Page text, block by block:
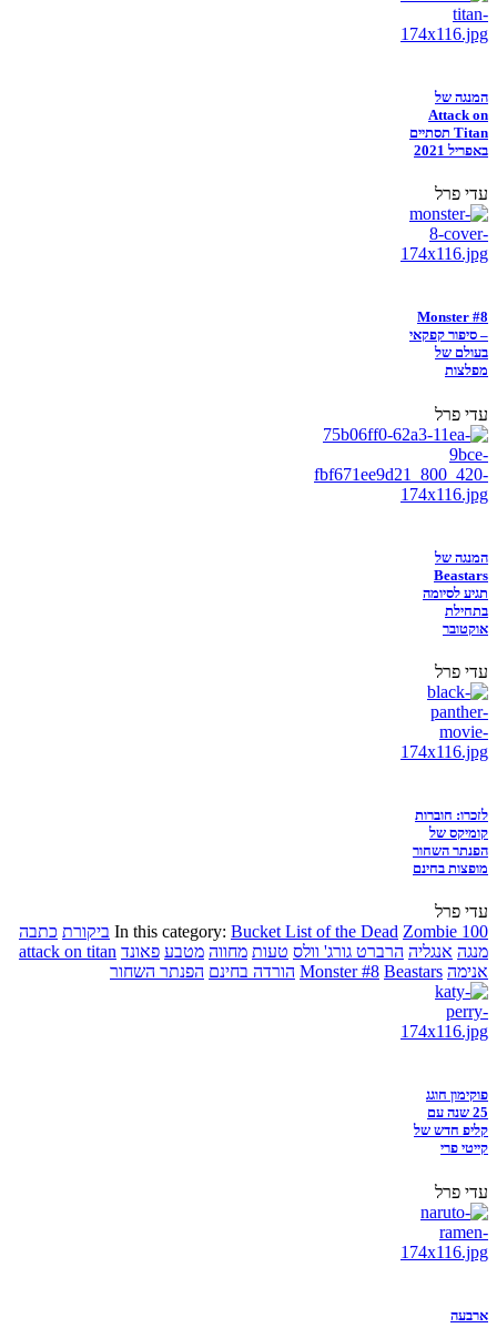
המנגה של
Attack on
Titan תסתיים
באפריל 2021
עדי פרל
Monster #8
– סיפור קפקאי
בעולם של
מפלצות
עדי פרל
המנגה של
Beastars
תגיע לסיומה
בתחילת
אוקטובר
עדי פרל
לזכרו: חוברות
קומיקס של
הפנתר השחור
מופצות בחינם
עדי פרל
In this category: Bucket List of the Dead Zombie 100 ביקורת כתבה
מנגה אנגליה הרברט גורג' וולס טעות מחווה מטבע פאונד attack on titan
אנימה
Monster #8 Beastars הורדה בחינם הפנתר השחור
פוקימון חוגג
25 שנה עם
קליפ חדש של
קייטי פרי
עדי פרל
ארבעה